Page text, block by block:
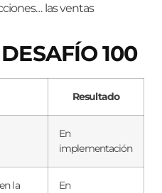
las ventas
100
Resultado
En
implementación
la
En